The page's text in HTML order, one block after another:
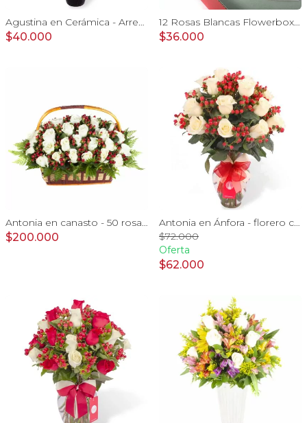
Agustina en Cerámica - Arreglo 10 rosas blanco y astromelias
$40.000
12 Rosas Blancas Flowerbox - Caja de flores con 12 rosas ecuatorianas blancas
$36.000
Antonia en canasto - 50 rosas ecuatoriana blanco e hypericum
$200.000
Antonia en Ánfora - florero con 18 rosas blanco e hypericum
$72.000
Oferta
$62.000